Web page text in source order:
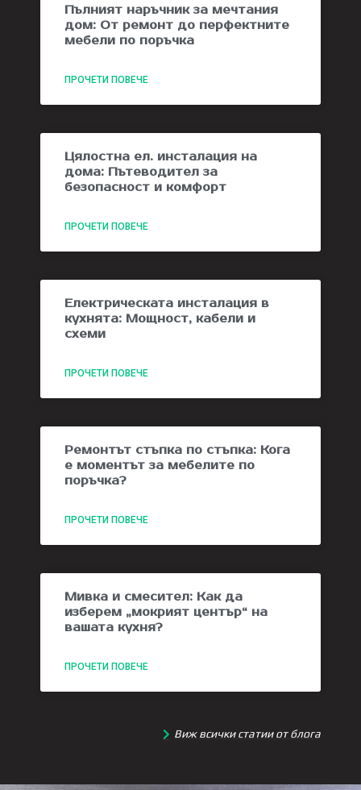
Пълният наръчник за мечтания
дом: От ремонт до перфектните
мебели по поръчка
ПРОЧЕТИ ПОВЕЧЕ
Цялостна ел. инсталация на
дома: Пътеводител за
безопасност и комфорт
ПРОЧЕТИ ПОВЕЧЕ
Електрическата инсталация в
кухнята: Мощност, кабели и
схеми
ПРОЧЕТИ ПОВЕЧЕ
Ремонтът стъпка по стъпка: Кога
е моментът за мебелите по
поръчка?
ПРОЧЕТИ ПОВЕЧЕ
Мивка и смесител: Как да
изберем „мокрият център“ на
вашата кухня?
ПРОЧЕТИ ПОВЕЧЕ
Виж всички статии от блога